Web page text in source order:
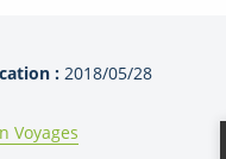
: 2018/05/28
Voyages